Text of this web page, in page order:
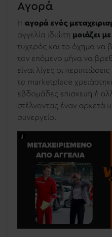
Αγορά
Η αγορά ενός
αγγελία ιδιώτη μοιάζει
τυχερός και το όχημα να
τον επόμενο μήνα να
είναι λίγες οι
το marketplace
εβδομάδες επισκευή ή
στέλνοντας έναν αρκετά
συνεργείο.